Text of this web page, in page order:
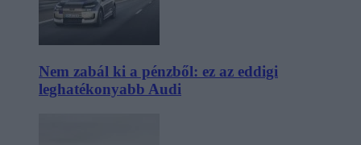
Nem zabál ki a pénzből: ez az eddigi
leghatékonyabb Audi